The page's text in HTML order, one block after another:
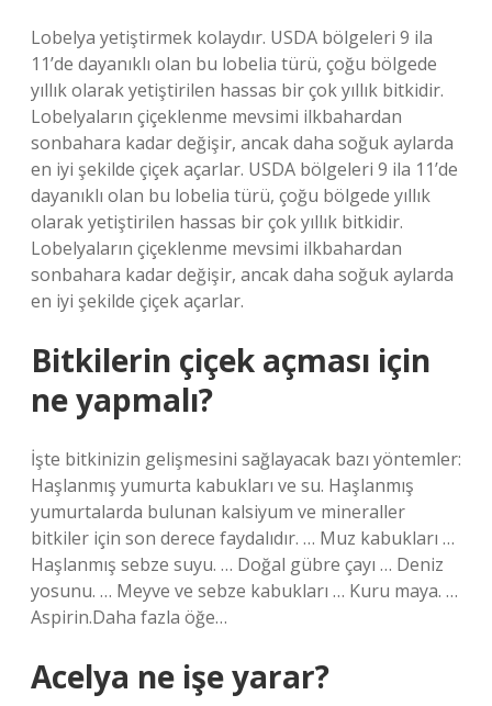
Lobelya yetiştirmek kolaydır. USDA bölgeleri 9 ila
11’de dayanıklı olan bu lobelia türü, çoğu bölgede
yıllık olarak yetiştirilen hassas bir çok yıllık bitkidir.
Lobelyaların çiçeklenme mevsimi ilkbahardan
sonbahara kadar değişir, ancak daha soğuk aylarda
en iyi şekilde çiçek açarlar. USDA bölgeleri 9 ila 11’de
dayanıklı olan bu lobelia türü, çoğu bölgede yıllık
olarak yetiştirilen hassas bir çok yıllık bitkidir.
Lobelyaların çiçeklenme mevsimi ilkbahardan
sonbahara kadar değişir, ancak daha soğuk aylarda
en iyi şekilde çiçek açarlar.
Bitkilerin çiçek açması için
ne yapmalı?
İşte bitkinizin gelişmesini sağlayacak bazı yöntemler:
Haşlanmış yumurta kabukları ve su. Haşlanmış
yumurtalarda bulunan kalsiyum ve mineraller
bitkiler için son derece faydalıdır. … Muz kabukları …
Haşlanmış sebze suyu. … Doğal gübre çayı … Deniz
yosunu. … Meyve ve sebze kabukları … Kuru maya. …
Aspirin.Daha fazla öğe…
Acelya ne işe yarar?